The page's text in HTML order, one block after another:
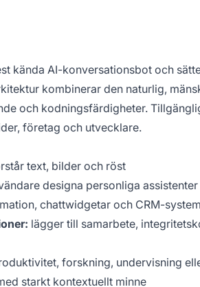
kända AI-konversationsbot och
kombinerar den naturlig,
och kodningsfärdigheter.
företag och utvecklare.
text, bilder och röst
designa personliga
chattwidgetar och CRM-system
lägger till samarbete,
forskning, undervisning
starkt kontextuellt minne